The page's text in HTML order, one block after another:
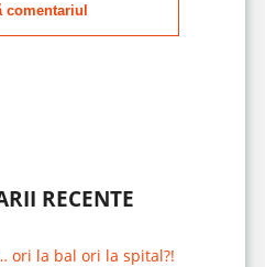
comentariul
RECENTE
ori la bal ori la spital?!